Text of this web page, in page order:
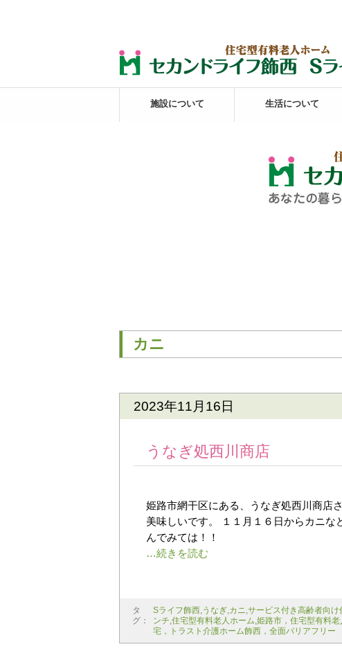
施設について 生活について
カニ
2023年11月16日
うなぎ処西川商店
姫路市網干区にある、うなぎ処西川商店
美味しいです。 １１月１６日からカニ
んでみては！！
タ
グ：
Sライフ飾西,うなぎ,カニ,サービス付き高齢者向け
ンチ,住宅型有料老人ホーム,姫路市，住宅型有料
宅，トラスト介護ホーム飾西，全面バリアフリ